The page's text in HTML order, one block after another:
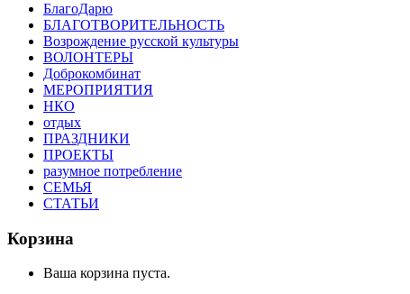
БлагоДарю
БЛАГОТВОРИТЕЛЬНОСТЬ
Возрождение русской культуры
ВОЛОНТЕРЫ
Доброкомбинат
МЕРОПРИЯТИЯ
НКО
отдых
ПРАЗДНИКИ
ПРОЕКТЫ
разумное потребление
СЕМЬЯ
СТАТЬИ
Корзина
Ваша корзина пуста.